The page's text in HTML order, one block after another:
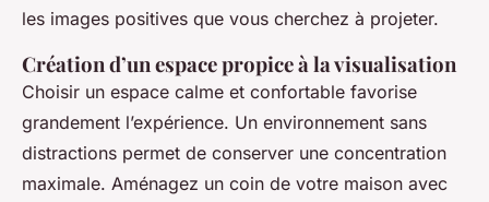
les images positives que vous cherchez à projeter.
Création d’un espace propice à la visualisation
Choisir un espace calme et confortable favorise
grandement l’expérience. Un environnement sans
distractions permet de conserver une concentration
maximale. Aménagez un coin de votre maison avec